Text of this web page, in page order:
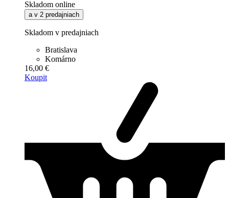
Skladom online
a v 2 predajniach
Skladom v predajniach
Bratislava
Komárno
16,00 €
Koupit